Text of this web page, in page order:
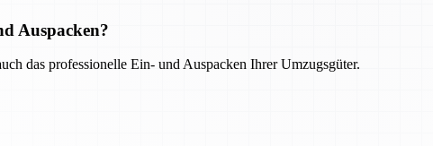
Auspacken?
das professionelle Ein- und Auspacken Ihrer Umzugsgüter.